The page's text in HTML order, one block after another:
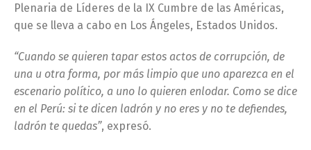
Plenaria de Líderes de la IX Cumbre de las Américas,
que se lleva a cabo en Los Ángeles, Estados Unidos.
“Cuando se quieren tapar estos actos de corrupción, de
una u otra forma, por más limpio que uno aparezca en el
escenario político, a uno lo quieren enlodar. Como se dice
en el Perú: si te dicen ladrón y no eres y no te defiendes,
ladrón te quedas”, expresó.